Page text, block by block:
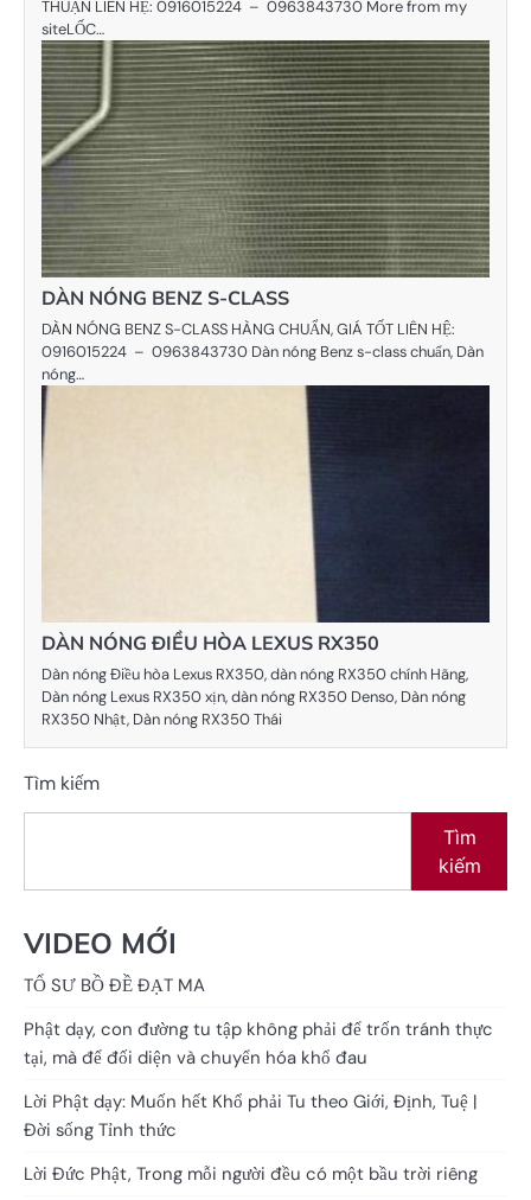
THUẬN LIÊN HỆ: 0916015224 – 0963843730 More from my
siteLỐC…
DÀN NÓNG BENZ S-CLASS
DÀN NÓNG BENZ S-CLASS HÀNG CHUẨN, GIÁ TỐT LIÊN HỆ:
0916015224 – 0963843730 Dàn nóng Benz s-class chuẩn, Dàn
nóng…
DÀN NÓNG ĐIỀU HÒA LEXUS RX350
Dàn nóng Điều hòa Lexus RX350, dàn nóng RX350 chính Hãng,
Dàn nóng Lexus RX350 xịn, dàn nóng RX350 Denso, Dàn nóng
RX350 Nhật, Dàn nóng RX350 Thái
Tìm kiếm
Tìm
kiếm
VIDEO MỚI
TỔ SƯ BỒ ĐỀ ĐẠT MA
Phật dạy, con đường tu tập không phải để trốn tránh thực
tại, mà để đối diện và chuyển hóa khổ đau
Lời Phật dạy: Muốn hết Khổ phải Tu theo Giới, Định, Tuệ |
Đời sống Tỉnh thức
Lời Đức Phật, Trong mỗi người đều có một bầu trời riêng